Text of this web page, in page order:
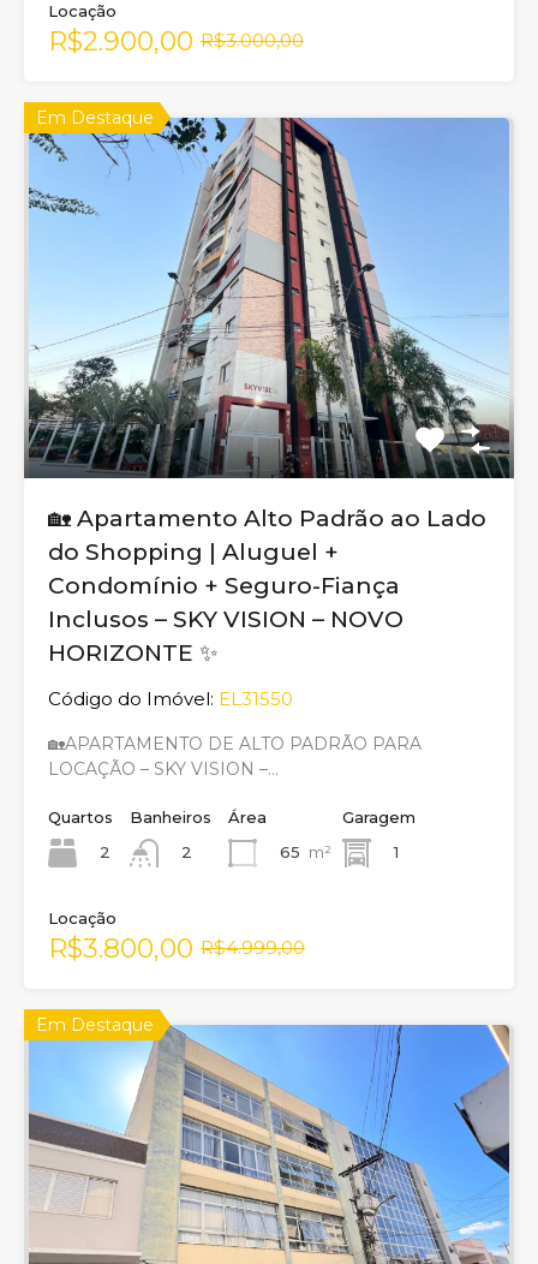
Locação
R$2.900,00 R$3.000,00
Em Destaque
🏡 Apartamento Alto Padrão ao Lado
do Shopping | Aluguel +
Condomínio + Seguro-Fiança
Inclusos – SKY VISION – NOVO
HORIZONTE ✨
Código do Imóvel: EL31550
🏡APARTAMENTO DE ALTO PADRÃO PARA
LOCAÇÃO – SKY VISION –…
Quartos
2
Banheiros
2
Área
65 m²
Garagem
1
Locação
R$3.800,00 R$4.999,00
Em Destaque